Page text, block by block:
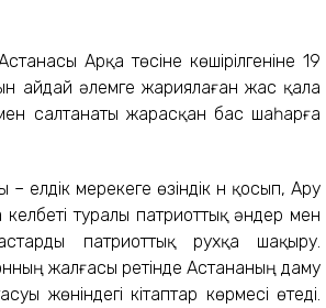
Арқа төсіне көшірілгеніне 19
айдай әлемге жариялаған жас қала
мен салтанаты жарасқан бас шаһарға
елдік мерекеге өзіндік үн қосып, Ару
туралы патриоттық әндер мен
патриоттық рухқа шақыру.
жалғасы ретінде Астананың даму
жөніндегі кітаптар көрмесі өтеді.